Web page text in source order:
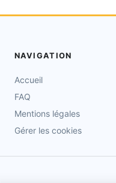
NAVIGATION
Accueil
FAQ
Mentions légales
Gérer les cookies